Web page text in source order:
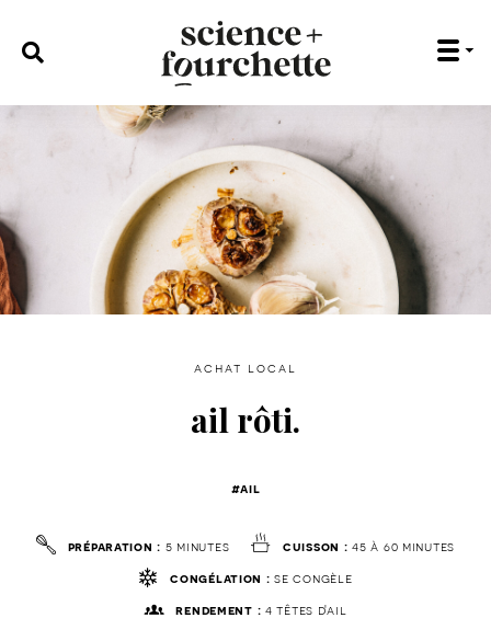
rechercher :
achat local
ail rôti.
#ail
préparation : 5 minutes cuisson : 45 à 60 minutes
congélation : se congèle
rendement : 4 têtes d'ail